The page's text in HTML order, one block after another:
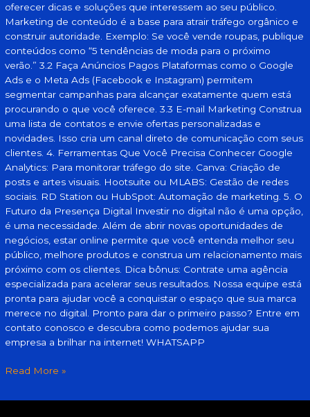
oferecer dicas e soluções que interessem ao seu público.
Marketing de conteúdo é a base para atrair tráfego orgânico e
construir autoridade. Exemplo: Se você vende roupas, publique
conteúdos como “5 tendências de moda para o próximo
verão.” 3.2 Faça Anúncios Pagos Plataformas como o Google
Ads e o Meta Ads (Facebook e Instagram) permitem
segmentar campanhas para alcançar exatamente quem está
procurando o que você oferece. 3.3 E-mail Marketing Construa
uma lista de contatos e envie ofertas personalizadas e
novidades. Isso cria um canal direto de comunicação com seus
clientes. 4. Ferramentas Que Você Precisa Conhecer Google
Analytics: Para monitorar tráfego do site. Canva: Criação de
posts e artes visuais. Hootsuite ou MLABS: Gestão de redes
sociais. RD Station ou HubSpot: Automação de marketing. 5. O
Futuro da Presença Digital Investir no digital não é uma opção,
é uma necessidade. Além de abrir novas oportunidades de
negócios, estar online permite que você entenda melhor seu
público, melhore produtos e construa um relacionamento mais
próximo com os clientes. Dica bônus: Contrate uma agência
especializada para acelerar seus resultados. Nossa equipe está
pronta para ajudar você a conquistar o espaço que sua marca
merece no digital. Pronto para dar o primeiro passo? Entre em
contato conosco e descubra como podemos ajudar sua
empresa a brilhar na internet! WHATSAPP
Read More »